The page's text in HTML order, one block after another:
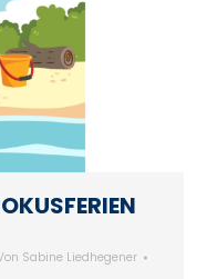
Sabine Liedhegener